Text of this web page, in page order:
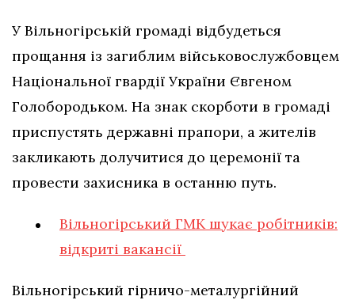
У Вільногірській громаді відбудеться
прощання із загиблим військовослужбовцем
Національної гвардії України Євгеном
Голобородьком. На знак скорботи в громаді
приспустять державні прапори, а жителів
закликають долучитися до церемонії та
провести захисника в останню путь.
Вільногірський ГМК шукає робітників:
відкриті вакансії
Вільногірський гірничо-металургійний